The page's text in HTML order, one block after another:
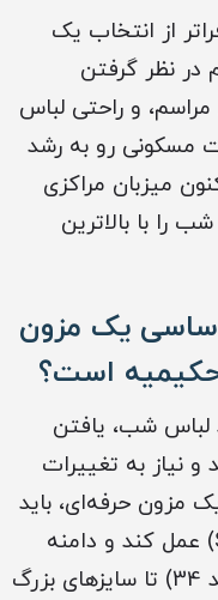
از انتخاب یک
در نظر گرفتن
مراسم، و راحتی لباس
مسکونی رو به رشد
میزبان مراکزی
را با بالاترین
اساسی یک مزون
است؟
لباس شب، یافتن
نیاز به تغییرات
مزون حرفه‌ای، باید
فراتر از سایزهای استاندارد (S, M, L) عمل کند و دامنه
گسترده‌ای از سایزهای کوچک (مانند 34) تا سایزهای بزرگ